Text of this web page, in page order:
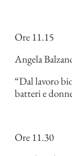
Ore 11.15
Angela
“Dal lavoro
batteri e
Ore 11.30